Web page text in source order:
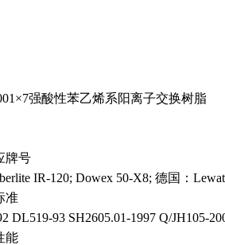
强酸性苯乙烯系阳离子交换树脂
牌号
IR-120; Dowex 50-X8; 德国：
准
DL519-93 SH2605.01-1997 Q/JH105-
能